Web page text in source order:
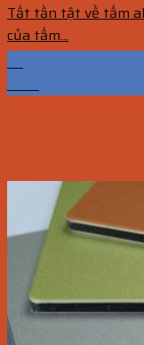
Tất tần tật về tấm
của tấm...